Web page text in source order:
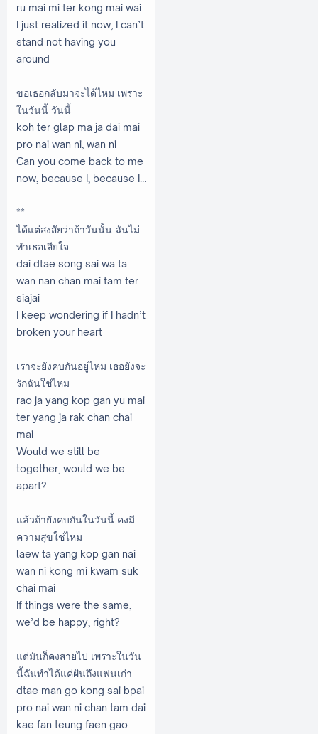
ru mai mi ter kong mai wai
I just realized it now, I can’t
stand not having you
around
ขอเธอกลับมาจะได้ไหม เพราะ
ในวันนี้ วันนี้
koh ter glap ma ja dai mai
pro nai wan ni, wan ni
Can you come back to me
now, because I, because I…
**
ได้แต่สงสัยว่าถ้าวันนั้น ฉันไม่
ทำเธอเสียใจ
dai dtae song sai wa ta
wan nan chan mai tam ter
siajai
I keep wondering if I hadn’t
broken your heart
เราจะยังคบกันอยู่ไหม เธอยังจะ
รักฉันใช่ไหม
rao ja yang kop gan yu mai
ter yang ja rak chan chai
mai
Would we still be
together, would we be
apart?
แล้วถ้ายังคบกันในวันนี้ คงมี
ความสุขใช่ไหม
laew ta yang kop gan nai
wan ni kong mi kwam suk
chai mai
If things were the same,
we’d be happy, right?
แต่มันก็คงสายไป เพราะในวัน
นี้ฉันทำได้แค่ฝันถึงแฟนเก่า
dtae man go kong sai bpai
pro nai wan ni chan tam dai
kae fan teung faen gao